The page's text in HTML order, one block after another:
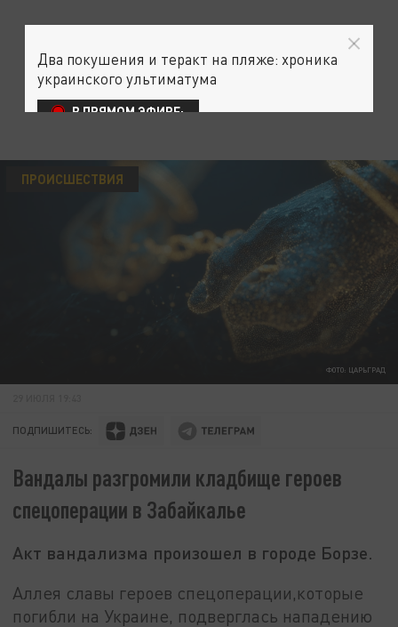
ФОТО: ЦАРЬГРАД
ПРОИСШЕСТВИЯ
ПОДПИШИТЕСЬ:
Вандалы разгромили кладбище героев
спецоперации в Забайкалье
Акт вандализма произошел в городе Борзе.
Аллея славы героев спецоперации,которые
погибли на Украине, подверглась нападению
Два покушения и теракт на пляже: хроника
украинского ультиматума
В ПРЯМОМ ЭФИРЕ: